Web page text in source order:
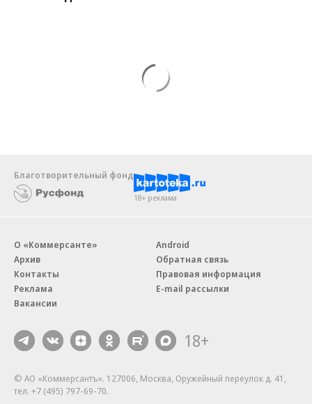
Благотворительный фонд
18+ реклама
О «Коммерсанте»
Архив
Контакты
Реклама
Вакансии
Android
Обратная связь
Правовая информация
E-mail рассылки
18+
© АО «Коммерсантъ». 127006, Москва, Оружейный переулок д. 41,
тел. +7 (495) 797-69-70.